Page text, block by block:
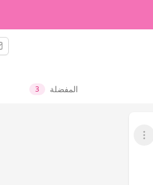
المفضلة 3
عرض القائمة